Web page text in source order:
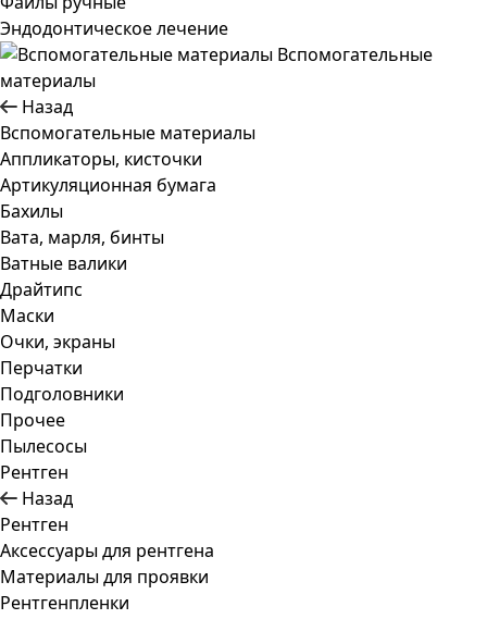
Эндодонтическое лечение
Вспомогательные
материалы
Назад
Вспомогательные материалы
Аппликаторы, кисточки
Артикуляционная бумага
Бахилы
Вата, марля, бинты
Ватные валики
Драйтипс
Маски
Очки, экраны
Перчатки
Подголовники
Прочее
Пылесосы
Рентген
Назад
Рентген
Аксессуары для рентгена
Материалы для проявки
Рентгенпленки